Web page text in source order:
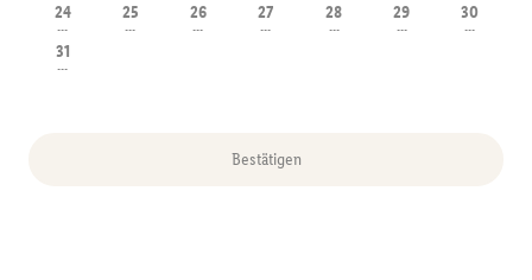
24
---
25
---
26
---
27
---
28
---
29
---
30
---
31
---
Bestätigen